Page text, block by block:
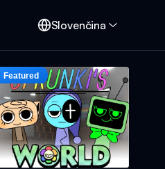
Slovenčina